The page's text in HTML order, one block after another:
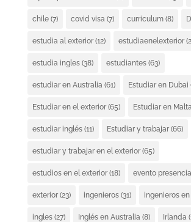
chile(7) covid visa (7) curriculum(8)
estudia al exterior(12) estudiaenelexterior
estudia ingles(38) estudiantes(63)
estudiar en Australia (61) Estudiar en Dubai
Estudiar en el exterior(65) Estudiar en Malta
estudiar inglés(11) Estudiar y trabajar(66)
estudiar y trabajar en el exterior(65)
estudios en el exterior(18) evento
exterior(23) ingenieros(31) ingenieros
ingles(27) Inglés en Australia (8) Irlanda